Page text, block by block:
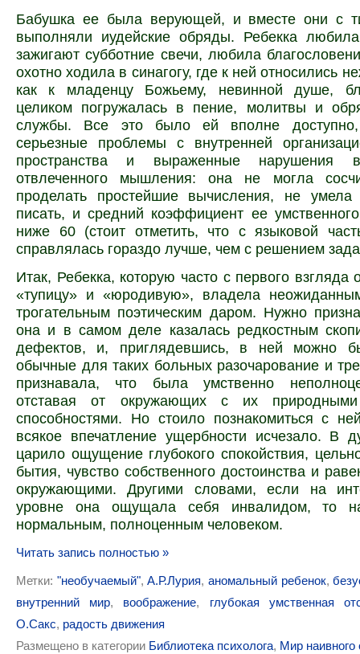
Бабушка ее была верующей, и вместе они с
выполняли иудейские обряды. Ребекка
зажигают субботние свечи, любила
охотно ходила в синагогу, где к ней относились
как к младенцу Божьему, невинной душе,
целиком погружалась в пение, молитвы и
службы. Все это было ей вполне
серьезные проблемы с внутренней
пространства и выраженные нарушения
отвлеченного мышления: она не могла
проделать простейшие вычисления, не
писать, и средний коэффициент ее
ниже 60 (стоит отметить, что с языковой
справлялась гораздо лучше, чем с решением
Итак, Ребекка, которую часто с первого взгляда
«тупицу» и «юродивую», владела
трогательным поэтическим даром. Нужно
она и в самом деле казалась редкостным
дефектов, и, приглядевшись, в ней можно
обычные для таких больных разочарование и
признавала, что была умственно
отставая от окружающих с их
способностями. Но стоило познакомиться с
всякое впечатление ущербности исчезало. В
царило ощущение глубокого спокойствия,
бытия, чувство собственного достоинства и
окружающими. Другими словами, если на
уровне она ощущала себя инвалидом, то
нормальным, полноценным человеком.
Читать запись полностью »
Метки: "необучаемый",А.Р.Лурия,аномальный ребенок,
внутренний мир, воображение, глубокая умственная
О.Сакс, радость движения
Размещено в категории Библиотека психолога, Мир наивного